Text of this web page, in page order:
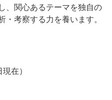
、関心あるテーマを独自の
・考察する力を養います。
在）